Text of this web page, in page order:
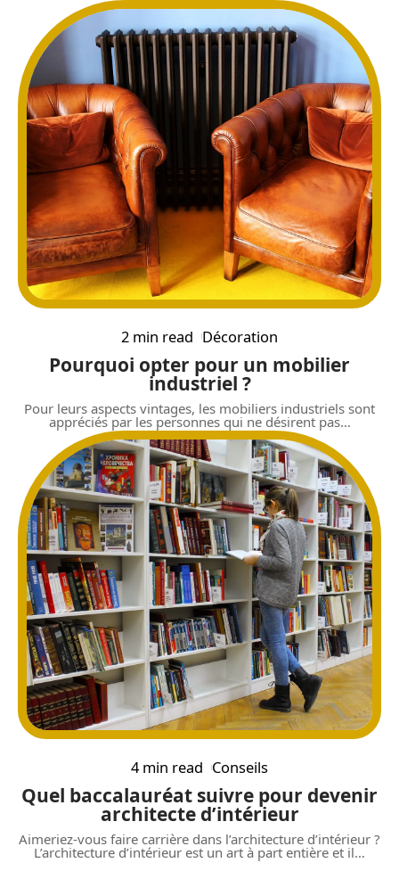
2 min read Décoration
Pourquoi opter pour un mobilier
industriel ?
Pour leurs aspects vintages, les mobiliers industriels sont
appréciés par les personnes qui ne désirent pas…
4 min read Conseils
Quel baccalauréat suivre pour devenir
architecte d’intérieur
Aimeriez-vous faire carrière dans l’architecture d’intérieur ?
L’architecture d’intérieur est un art à part entière et il…